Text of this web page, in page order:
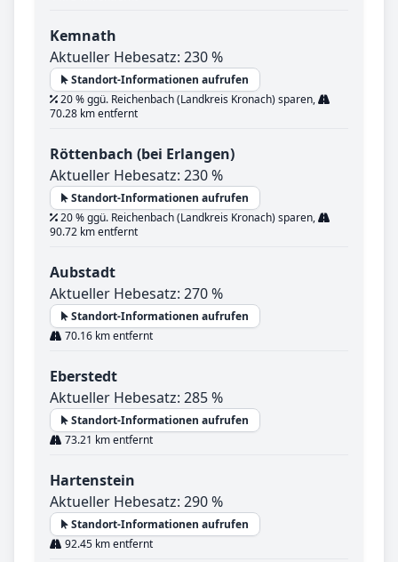
Kemnath
Aktueller Hebesatz: 230 %
Standort-Informationen aufrufen
20 % ggü. Reichenbach (Landkreis Kronach) sparen,
70.28 km entfernt
Röttenbach (bei Erlangen)
Aktueller Hebesatz: 230 %
Standort-Informationen aufrufen
20 % ggü. Reichenbach (Landkreis Kronach) sparen,
90.72 km entfernt
Aubstadt
Aktueller Hebesatz: 270 %
Standort-Informationen aufrufen
70.16 km entfernt
Eberstedt
Aktueller Hebesatz: 285 %
Standort-Informationen aufrufen
73.21 km entfernt
Hartenstein
Aktueller Hebesatz: 290 %
Standort-Informationen aufrufen
92.45 km entfernt